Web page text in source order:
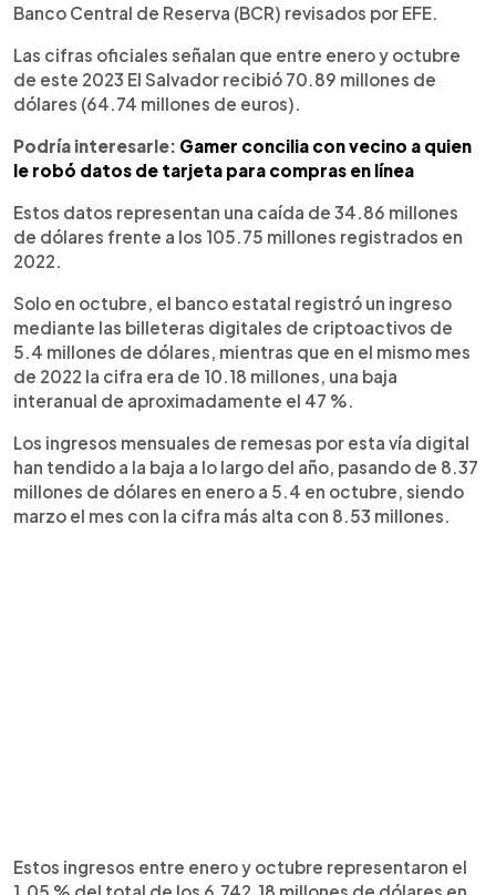
Banco Central de Reserva (BCR) revisados por EFE.
Las cifras oficiales señalan que entre enero y octubre
de este 2023 El Salvador recibió 70.89 millones de
dólares (64.74 millones de euros).
Podría interesarle: Gamer concilia con vecino a quien
le robó datos de tarjeta para compras en línea
Estos datos representan una caída de 34.86 millones
de dólares frente a los 105.75 millones registrados en
2022.
Solo en octubre, el banco estatal registró un ingreso
mediante las billeteras digitales de criptoactivos de
5.4 millones de dólares, mientras que en el mismo mes
de 2022 la cifra era de 10.18 millones, una baja
interanual de aproximadamente el 47 %.
Los ingresos mensuales de remesas por esta vía digital
han tendido a la baja a lo largo del año, pasando de 8.37
millones de dólares en enero a 5.4 en octubre, siendo
marzo el mes con la cifra más alta con 8.53 millones.
Estos ingresos entre enero y octubre representaron el
1.05 % del total de los 6,742.18 millones de dólares en